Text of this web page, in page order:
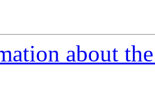
about